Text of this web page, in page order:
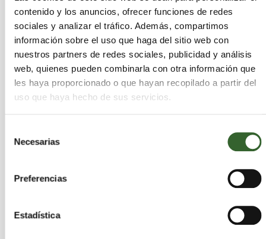
contenido y los anuncios, ofrecer funciones de redes
sociales y analizar el tráfico. Además, compartimos
información sobre el uso que haga del sitio web con
nuestros partners de redes sociales, publicidad y análisis
web, quienes pueden combinarla con otra información que
les haya proporcionado o que hayan recopilado a partir del
uso que haya hecho de sus servicios.
Necesarias
Preferencias
Estadística
170201 Madera
170202 Vidrio
170203 Plástico
170407 Metales mezclados
170904 Residuos mezclados de
construcción y demolición distintos de los
especificados en los códigos 17 09 01, 17 09
200102 Vidrio
200111 Tejidos
residuos que contienen mercurio
200123 Equipos desechados que contienen